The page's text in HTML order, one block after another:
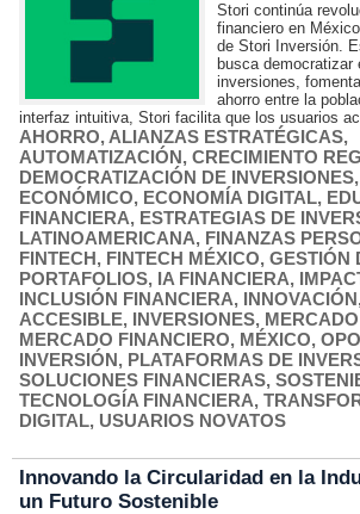
Stori continúa
financiero en
de Stori Inversión.
busca democratizar
inversiones,
ahorro entre la
interfaz intuitiva, Stori facilita que los usuarios
AHORRO, ALIANZAS ESTRATÉGICAS,
AUTOMATIZACIÓN, CRECIMIENTO
DEMOCRATIZACIÓN DE INVERSIONES,
ECONÓMICO, ECONOMÍA DIGITAL,
FINANCIERA, ESTRATEGIAS DE
LATINOAMERICANA, FINANZAS
FINTECH, FINTECH MÉXICO, GESTIÓN
PORTAFOLIOS, IA FINANCIERA,
INCLUSIÓN FINANCIERA, INNOVACIÓN
ACCESIBLE, INVERSIONES,
MERCADO FINANCIERO, MÉXICO,
INVERSIÓN, PLATAFORMAS DE
SOLUCIONES FINANCIERAS,
TECNOLOGÍA FINANCIERA,
DIGITAL, USUARIOS NOVATOS
Innovando la Circularidad en la
un Futuro Sostenible